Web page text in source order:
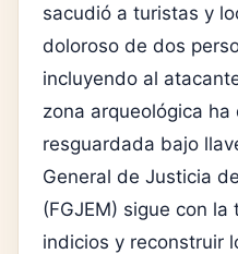
sacudió a turistas y
doloroso de dos
incluyendo al
zona arqueológica
resguardada bajo
General de Justicia
(FGJEM) sigue con
indicios y reconstruir